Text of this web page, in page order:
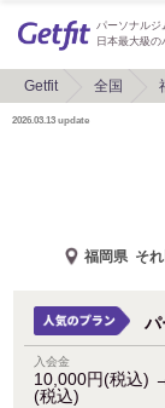
パーソナルジ
日本最大級
Getfit 全国
2026.03.13 update
福岡県 そ
入会金
10,000円(税込)
(税込)